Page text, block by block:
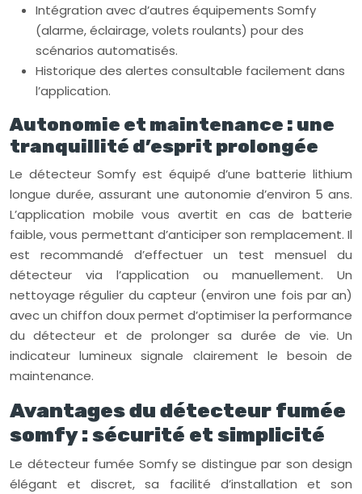
Intégration avec d’autres équipements Somfy
(alarme, éclairage, volets roulants) pour des
scénarios automatisés.
Historique des alertes consultable facilement dans
l’application.
Autonomie et maintenance : une
tranquillité d’esprit prolongée
Le détecteur Somfy est équipé d’une batterie lithium
longue durée, assurant une autonomie d’environ 5 ans.
L’application mobile vous avertit en cas de batterie
faible, vous permettant d’anticiper son remplacement. Il
est recommandé d’effectuer un test mensuel du
détecteur via l’application ou manuellement. Un
nettoyage régulier du capteur (environ une fois par an)
avec un chiffon doux permet d’optimiser la performance
du détecteur et de prolonger sa durée de vie. Un
indicateur lumineux signale clairement le besoin de
maintenance.
Avantages du détecteur fumée
somfy : sécurité et simplicité
Le détecteur fumée Somfy se distingue par son design
élégant et discret, sa facilité d’installation et son